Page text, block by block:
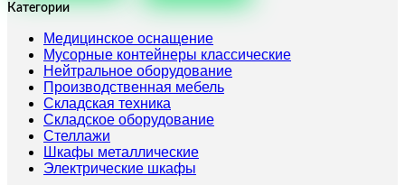
001-
Категории
Медицинское оснащение
Мусорные контейнеры классические
Нейтральное оборудование
Производственная мебель
Складская техника
Складское оборудование
Стеллажи
Шкафы металлические
Электрические шкафы